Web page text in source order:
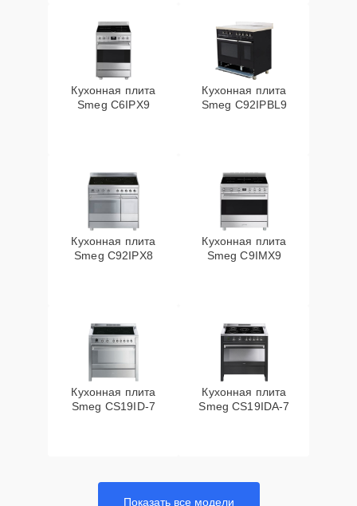
Кухонная плита
Smeg C6IPX9
Кухонная плита
Smeg C92IPBL9
Кухонная плита
Smeg C92IPX8
Кухонная плита
Smeg C9IMX9
Кухонная плита
Smeg CS19ID-7
Кухонная плита
Smeg CS19IDA-7
Показать все модели